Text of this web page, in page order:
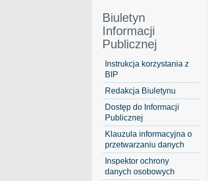
Biuletyn
Informacji
Publicznej
Instrukcja korzystania z
BIP
Redakcja Biuletynu
Dostęp do Informacji
Publicznej
Klauzula informacyjna o
przetwarzaniu danych
Inspektor ochrony
danych osobowych